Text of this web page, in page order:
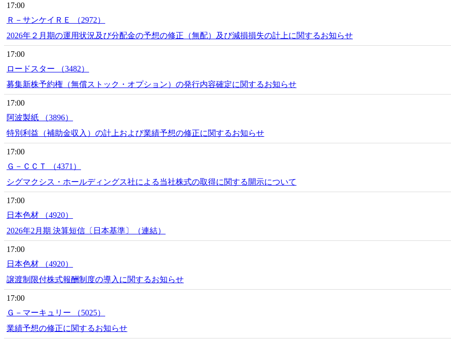
17:00
Ｒ－サンケイＲＥ （2972）
2026年２月期の運用状況及び分配金の予想の修正（無配）及び減損損失の計上に関するお知らせ
17:00
ロードスター （3482）
募集新株予約権（無償ストック・オプション）の発行内容確定に関するお知らせ
17:00
阿波製紙 （3896）
特別利益（補助金収入）の計上および業績予想の修正に関するお知らせ
17:00
Ｇ－ＣＣＴ （4371）
シグマクシス・ホールディングス社による当社株式の取得に関する開示について
17:00
日本色材 （4920）
2026年2月期 決算短信〔日本基準〕（連結）
17:00
日本色材 （4920）
譲渡制限付株式報酬制度の導入に関するお知らせ
17:00
Ｇ－マーキュリー （5025）
業績予想の修正に関するお知らせ